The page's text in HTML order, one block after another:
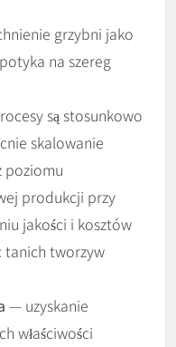
grzybni jako
na szereg
są stosunkowo
skalowanie
poziomu
produkcji przy
jakości i kosztów
tanich tworzyw
— uzyskanie
właściwości